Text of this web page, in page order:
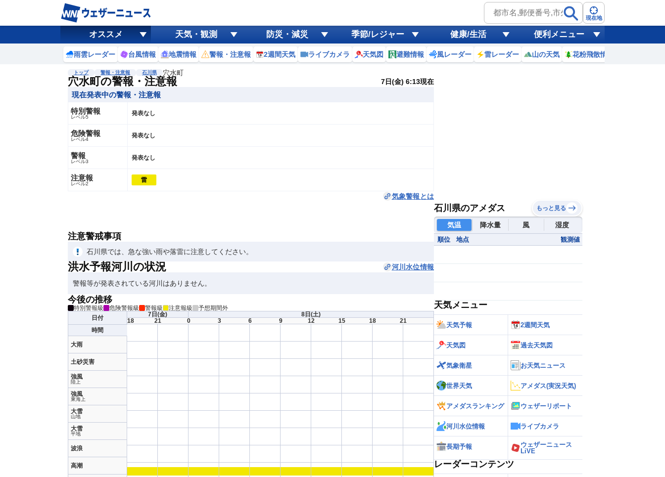
現在地
オススメ 天気・観測 防災・減災 季節/レジャー 健康/生活 便利メニュー
雨雲レーダー 台風情報 地震情報 警報・注意報 2週間天気 ライブカメラ 天気図 避難情報 風レーダー 雷レーダー 山の天気 花粉飛散情報
トップ 警報・注意報 石川県 穴水町
穴水町の警報・注意報 7日(金) 6:13現在
現在発表中の警報・注意報
特別警報
レベル5 発表なし
危険警報
レベル4 発表なし
警報
レベル3 発表なし
注意報
レベル2 雷
気象警報とは
注意警戒事項
石川県では、急な強い雨や落雷に注意してください。
洪水予報河川の状況 河川水位情報
警報等が発表されている河川はありません。
今後の推移
特別警報級 危険警報級 警報級 注意報級
予想期間外
日付
時間
大雨
土砂災害
強風
陸上
強風
東海上
大雪
山地
大雪
平地
波浪
高潮
7日 (金)
18
21
8日 (土)
0
3 6 9 12 15 18 21
石川県のアメダス もっと見る
気温 降水量 風 湿度
順位 地点 観測値
天気メニュー
天気予報 2週間天気
天気図 過去天気図
気象衛星 お天気ニュース
世界天気 アメダス(実況天気)
アメダスランキング ウェザーリポート
河川水位情報 ライブカメラ
長期予報
ウェザーニュース
LiVE
レーダーコンテンツ